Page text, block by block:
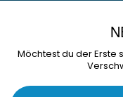
Möchtest du der Erste